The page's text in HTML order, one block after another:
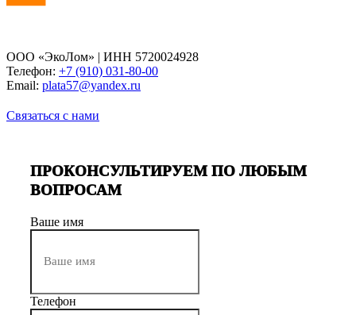
ООО «ЭкоЛом» | ИНН 5720024928
Телефон: +7 (910) 031-80-00
Email: plata57@yandex.ru
Связаться с нами
ПРОКОНСУЛЬТИРУЕМ ПО ЛЮБЫМ
ВОПРОСАМ
Ваше имя
Телефон